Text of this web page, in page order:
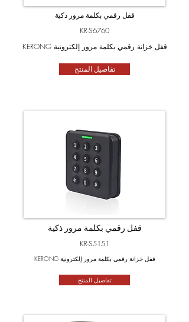
قفل رقمي بكلمة مرور ذكية
KR-S6760
KERONG قفل خزانة رقمي بكلمة مرور إلكترونية
تفاصيل المنتج
قفل رقمي بكلمة مرور ذكية
KR-S5151
KERONG قفل خزانة رقمي بكلمة مرور إلكترونية
تفاصيل المنتج